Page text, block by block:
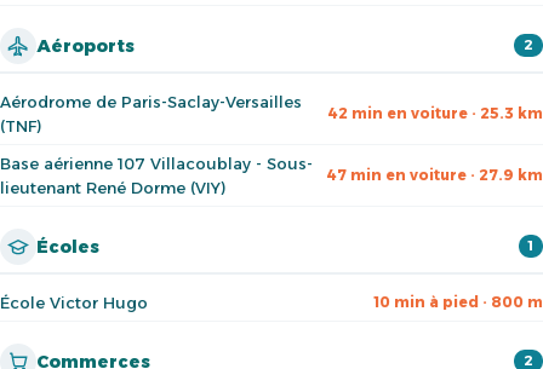
Aéroports 2
Aérodrome de Paris-Saclay-Versailles
(TNF)
42 min en voiture · 25.3 km
Base aérienne 107 Villacoublay - Sous-
lieutenant René Dorme (VIY)
47 min en voiture · 27.9 km
Écoles 1
École Victor Hugo 10 min à pied · 800 m
Commerces 2